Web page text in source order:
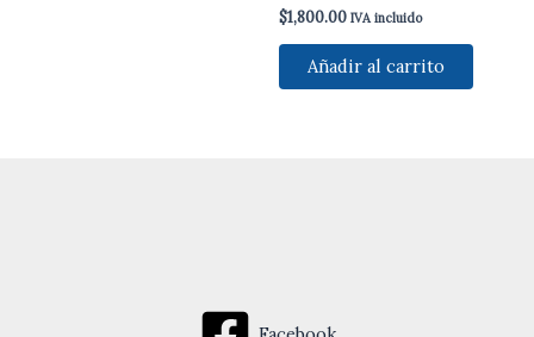
$1,800.00 IVA incluido
Añadir al carrito